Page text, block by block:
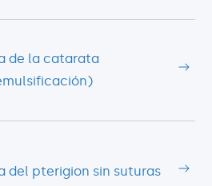
de la catarata
del pterigion sin suturas